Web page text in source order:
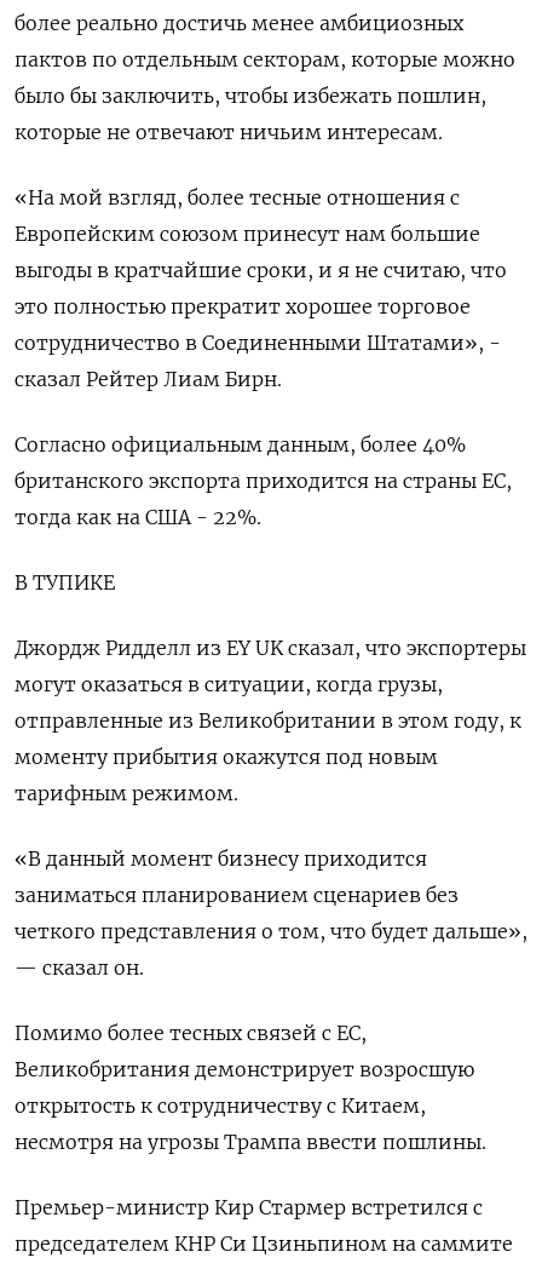
более реально достичь менее амбициозных
пактов по отдельным секторам, которые можно
было бы заключить, чтобы избежать пошлин,
которые не отвечают ничьим интересам.
«На мой взгляд, более тесные отношения с
Европейским союзом принесут нам большие
выгоды в кратчайшие сроки, и я не считаю, что
это полностью прекратит хорошее торговое
сотрудничество в Соединенными Штатами», -
сказал Рейтер Лиам Бирн.
Согласно официальным данным, более 40%
британского экспорта приходится на страны ЕС,
тогда как на США - 22%.
В ТУПИКЕ
Джордж Ридделл из EY UK сказал, что экспортеры
могут оказаться в ситуации, когда грузы,
отправленные из Великобритании в этом году, к
моменту прибытия окажутся под новым
тарифным режимом.
«В данный момент бизнесу приходится
заниматься планированием сценариев без
четкого представления о том, что будет дальше»,
— сказал он.
Помимо более тесных связей с ЕС,
Великобритания демонстрирует возросшую
открытость к сотрудничеству с Китаем,
несмотря на угрозы Трампа ввести пошлины.
Премьер-министр Кир Стармер встретился с
председателем КНР Си Цзиньпином на саммите